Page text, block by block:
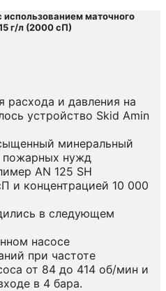
маточного
г/л (2000 сП)
расхода и давления на
устройство Skid Amin
минеральный
пожарных нужд
AN 125 SH
и концентрацией 10 000
в следующем
насосе
при частоте
от 84 до 414 об/мин и
в 4 бара.